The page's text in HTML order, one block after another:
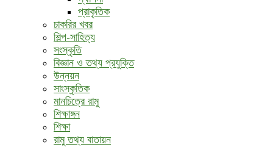
প্রাকৃতিক
চাকরির খবর
শিল্প-সাহিত্য
সংস্কৃতি
বিজ্ঞান ও তথ্য প্রযুক্তি
উন্নয়ন
সাংস্কৃতিক
মানচিত্রে রামু
শিক্ষাঙ্গন
শিক্ষা
রামু তথ্য বাতায়ন